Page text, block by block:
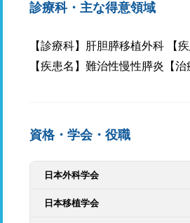
診療科・主な得意領域
【診療科】肝胆膵移植外科 【
【疾患名】難治性慢性膵炎【
資格・学会・役職
日本外科学会
日本移植学会